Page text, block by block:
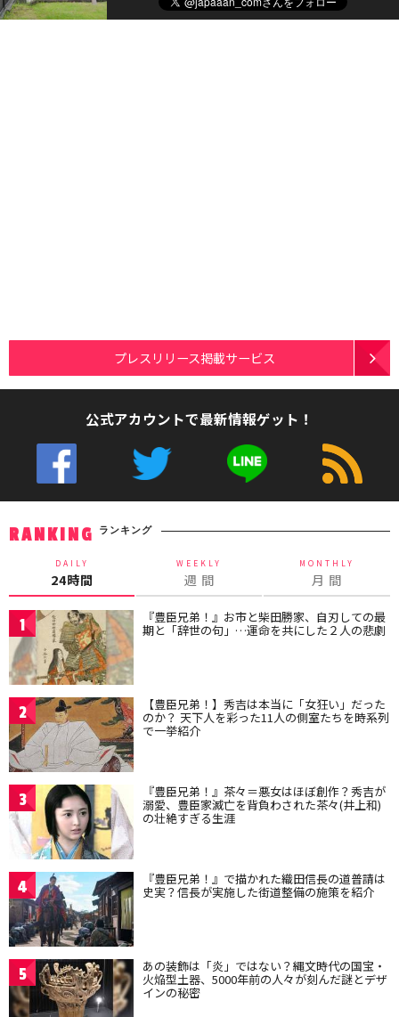
プレスリリース掲載サービス
公式アカウントで最新情報ゲット！
RANKING ランキング
DAILY
24時間
WEEKLY
週 間
MONTHLY
月 間
1 『豊臣兄弟！』お市と柴田勝家、自刃しての最
期と「辞世の句」…運命を共にした２人の悲劇
2 【豊臣兄弟！】秀吉は本当に「女狂い」だった
のか？ 天下人を彩った11人の側室たちを時系列
で一挙紹介
3 『豊臣兄弟！』茶々＝悪女はほぼ創作？秀吉が
溺愛、豊臣家滅亡を背負わされた茶々(井上和)
の壮絶すぎる生涯
4 『豊臣兄弟！』で描かれた織田信長の道普請は
史実？信長が実施した街道整備の施策を紹介
5 あの装飾は「炎」ではない？縄文時代の国宝・
火焔型土器、5000年前の人々が刻んだ謎とデザ
インの秘密